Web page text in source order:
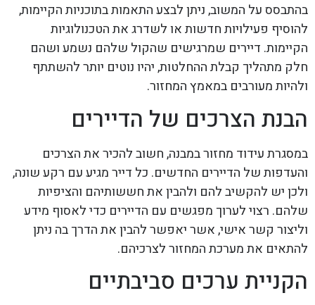
בהתבסס על המשוב, ניתן לבצע התאמות בתוכניות הקיימות,
להוסיף פעילויות חדשות או לשדרג את הטכנולוגיות
הקיימות. דיירים שמרגישים שהקול שלהם נשמע ושהם
חלק מתהליך קבלת ההחלטות, יהיו נוטים יותר להשתתף
ולהיות מעורבים במאמץ המחזור.
הבנת הצרכים של הדיירים
במסגרת עידוד מחזור במבנה, חשוב להכיר את הצרכים
והעדפות של הדיירים החדשים. כל דייר מגיע עם רקע שונה,
ולכן יש להקשיב להם ולהבין את חששותיהם והציפיות
שלהם. רצוי לערוך מפגשים עם הדיירים כדי לאסוף מידע
וליצור קשר אישי, אשר יאפשר להבין את הדרך בה ניתן
להתאים את מערכת המחזור לצרכיהם.
הקניית ערכים סביבתיים